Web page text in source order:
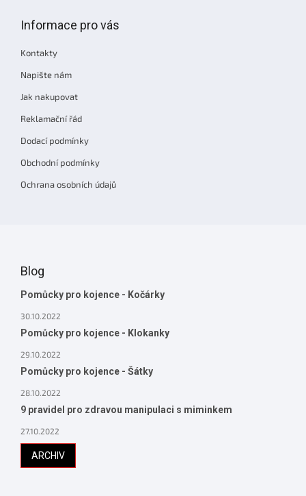
Informace pro vás
Kontakty
Napište nám
Jak nakupovat
Reklamační řád
Dodací podmínky
Obchodní podmínky
Ochrana osobních údajů
Blog
Pomůcky pro kojence - Kočárky
30.10.2022
Pomůcky pro kojence - Klokanky
29.10.2022
Pomůcky pro kojence - Šátky
28.10.2022
9 pravidel pro zdravou manipulaci s miminkem
27.10.2022
ARCHIV